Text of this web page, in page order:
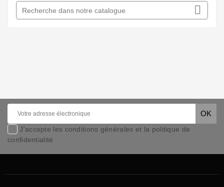

J'accepte les conditions générales et la politique de
confidentialité